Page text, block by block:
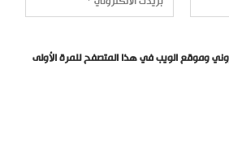
وموقع الويب في هذا المتصفح للمرة الأولى